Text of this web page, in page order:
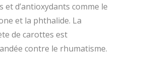
et d’antioxydants comme le
et la phthalide. La
de carottes est
contre le rhumatisme.